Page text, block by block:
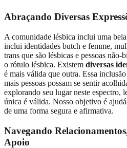
Abraçando Diversas
A comunidade lésbica inclui uma
inclui identidades butch e femme,
trans que são lésbicas e pessoas
o rótulo lésbica. Existem diversas
é mais válida que outra. Essa
mais pessoas possam se sentir
explorando seu lugar neste espectro,
única é válida. Nosso objetivo é
de uma forma segura e afirmativa.
Navegando
Apoio